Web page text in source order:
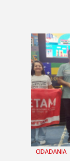
CIDADANIA